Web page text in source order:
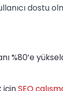
dostu
%80’e